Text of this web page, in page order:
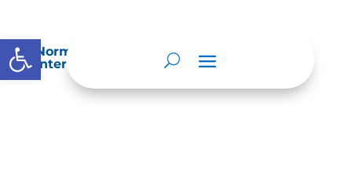
Abrir barra de herramientas
Normatividad especial que les aplique de
interés.